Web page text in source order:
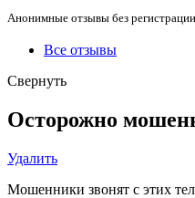
Анонимные отзывы без
Все отзывы
Свернуть
Осторожно
Удалить
Мошенники звонят с этих